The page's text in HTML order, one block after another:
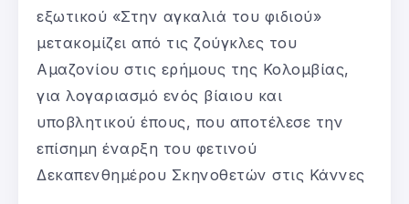
εξωτικού «Στην αγκαλιά του φιδιού»
μετακομίζει από τις ζούγκλες του
Αμαζονίου στις ερήμους της Κολομβίας,
για λογαριασμό ενός βίαιου και
υποβλητικού έπους, που αποτέλεσε την
επίσημη έναρξη του φετινού
Δεκαπενθημέρου Σκηνοθετών στις Κάννες